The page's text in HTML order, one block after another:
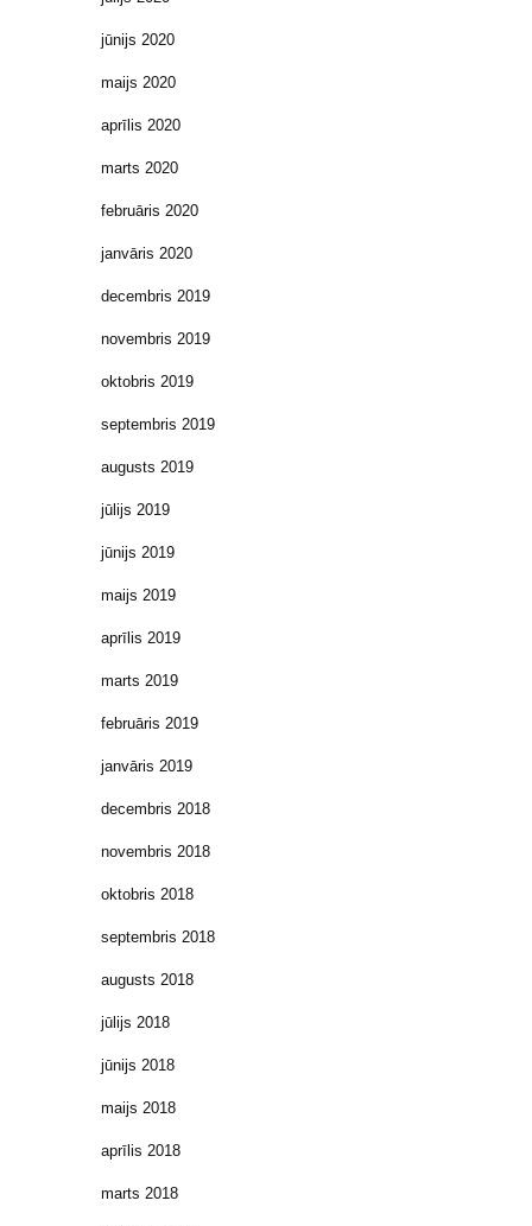
jūnijs 2020
maijs 2020
aprīlis 2020
marts 2020
februāris 2020
janvāris 2020
decembris 2019
novembris 2019
oktobris 2019
septembris 2019
augusts 2019
jūlijs 2019
jūnijs 2019
maijs 2019
aprīlis 2019
marts 2019
februāris 2019
janvāris 2019
decembris 2018
novembris 2018
oktobris 2018
septembris 2018
augusts 2018
jūlijs 2018
jūnijs 2018
maijs 2018
aprīlis 2018
marts 2018